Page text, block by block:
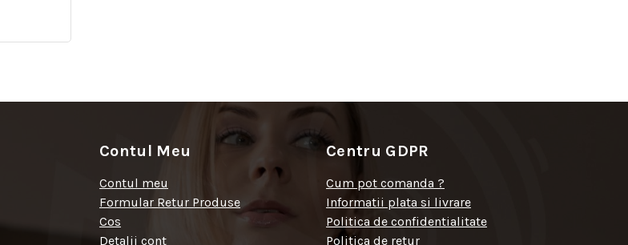
Contul Meu
Contul meu
Formular Retur Produse
Cos
Detalii cont
Centru GDPR
Cum pot comanda ?
Informatii plata si livrare
Politica de confidentialitate
Politica de retur